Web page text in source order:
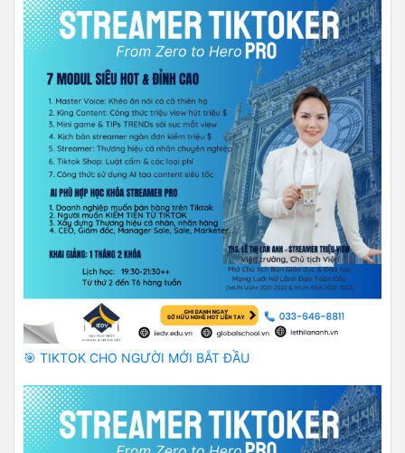
🎯 TIKTOK CHO NGƯỜI MỚI BẮT ĐẦU